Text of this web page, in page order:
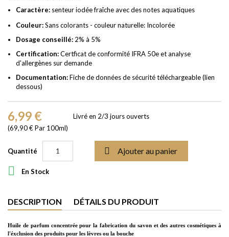
Caractère: senteur iodée fraîche avec des notes aquatiques
Couleur:Sans colorants - couleur naturelle: Incolorée
Dosage conseillé: 2% à 5%
Certification:Certficat de conformité IFRA 50e et analyse
d'allergènes sur demande
Documentation:Fiche de données de sécurité téléchargeable (lien
dessous)
6,99 €
(69,90 € Par 100ml)
Livré en 2/3 jours ouverts
Quantité  Ajouter au panier
 En Stock
DESCRIPTION DÉTAILS DU PRODUIT
Huile de parfum concentrée pour la fabrication du savon et des autres cosmétiques à
l'éxclusion des produits pour les lèvres ou la bouche